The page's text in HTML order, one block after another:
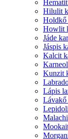
Hilulit
Holdkő
Howlit
Jáde
Jáspis
Kalcit
Kunzit
Lápis